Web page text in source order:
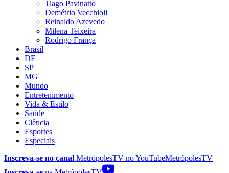
Tiago Pavinatto
Demétrio Vecchioli
Reinaldo Azevedo
Milena Teixeira
Rodrigo França
Brasil
DF
SP
MG
Mundo
Entretenimento
Vida & Estilo
Saúde
Ciência
Esportes
Especiais
Inscreva-se no canal MetrópolesTV noYouTubeMetrópolesTV